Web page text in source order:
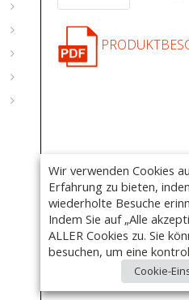
Wir verwenden Cookies
Erfahrung zu bieten,
wiederholte Besuche
Indem Sie auf „Alle
ALLER Cookies zu. Sie
besuchen, um eine
Cookie-